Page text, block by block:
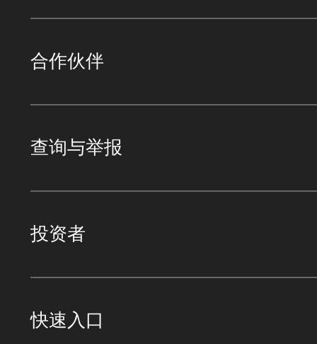
合作伙伴
查询与举报
投资者
快速入口